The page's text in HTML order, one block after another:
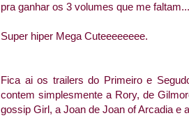
pra ganhar os 3 volumes que me faltam...
Super hiper Mega Cuteeeeeeee.
Fica ai os trailers do Primeiro e
contem simplesmente a Rory, de
gossip Girl, a Joan de Joan of Arcadia e